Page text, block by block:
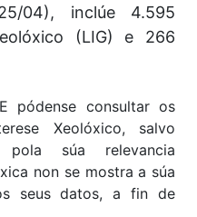
04), inclúe 4.595
(LIG) e 266
pódense consultar os
Xeolóxico, salvo
pola súa relevancia
non se mostra a súa
seus datos, a fin de